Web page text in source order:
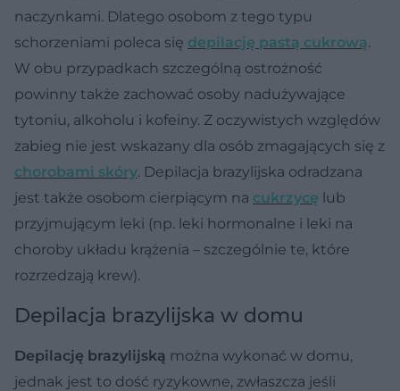
naczynkami. Dlatego osobom z tego typu
schorzeniami poleca się depilację pastą cukrową.
W obu przypadkach szczególną ostrożność
powinny także zachować osoby nadużywające
tytoniu, alkoholu i kofeiny. Z oczywistych względów
zabieg nie jest wskazany dla osób zmagających się z
chorobami skóry. Depilacja brazylijska odradzana
jest także osobom cierpiącym na cukrzycę lub
przyjmującym leki (np. leki hormonalne i leki na
choroby układu krążenia – szczególnie te, które
rozrzedzają krew).
Depilacja brazylijska w domu
Depilację brazylijską można wykonać w domu,
jednak jest to dość ryzykowne, zwłaszcza jeśli